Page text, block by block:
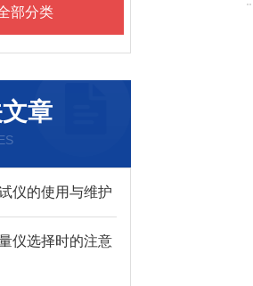
部分类
章
仪的使用与维护
仪选择时的注意